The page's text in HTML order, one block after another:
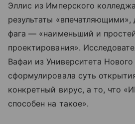
Эллис из Имперского
результаты «впечатляющими»,
фага — «наименьший и
проектирования».
Вафаи из Университета
сформулировала суть
конкретный вирус, а то, что
способен на такое».